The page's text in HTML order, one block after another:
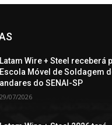
Latam Wire + Steel receberá
Escola Móvel de Soldagem
andares do SENAI-SP
29/07/2026